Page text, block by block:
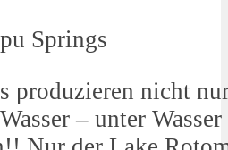
produzieren nicht
– unter